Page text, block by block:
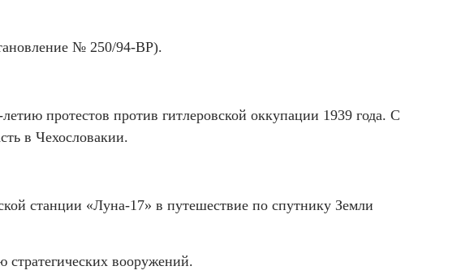
№ 250/94-ВР).
протестов против гитлеровской оккупации 1939 года. С
в Чехословакии.
станции «Луна-17» в путешествие по спутнику Земли
стратегических вооружений.